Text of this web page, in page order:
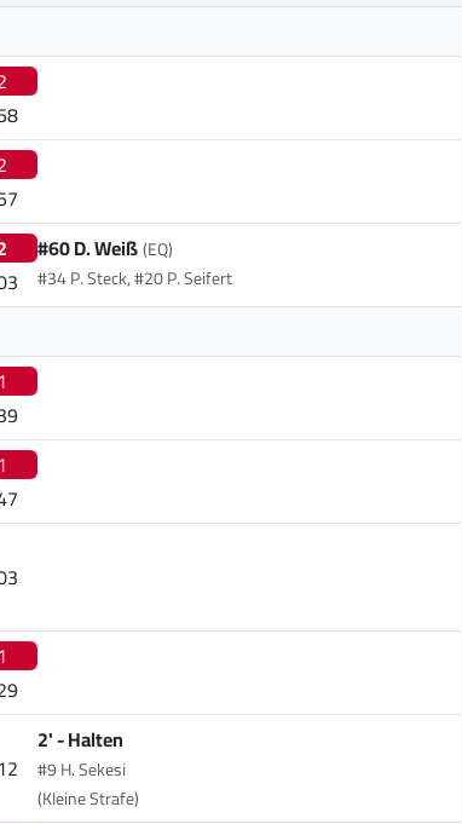
#60 D. Weiß(EQ)
#34 P. Steck, #20 P. Seifert
2' -Halten
#9 H. Sekesi
(Kleine Strafe)